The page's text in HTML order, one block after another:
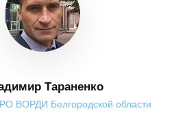
Тараненко
ВОРДИ Белгородской области